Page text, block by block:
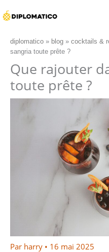
au
diplomatico » blog » cocktails &
sangria toute prête ?
Que rajouter
toute prête ?
Par harry • 16 mai 2025